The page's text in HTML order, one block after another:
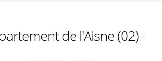
de l'Aisne (02) -